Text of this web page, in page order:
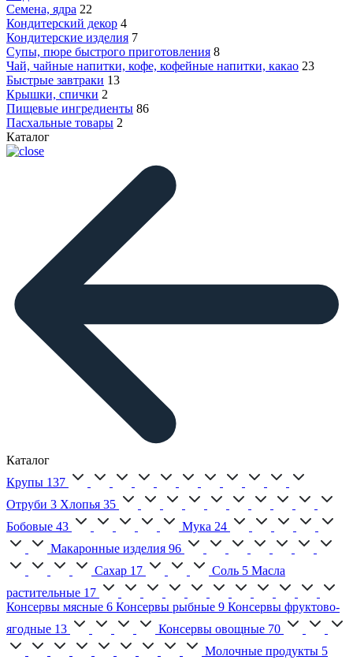
Семена, ядра 22
Кондитерский декор 4
Кондитерские изделия 7
Супы, пюре быстрого приготовления 8
Чай, чайные напитки, кофе, кофейные напитки, какао 23
Быстрые завтраки 13
Крышки, спички 2
Пищевые ингредиенты 86
Пасхальные товары 2
Каталог
Каталог
Крупы 137
Отруби 3 Хлопья 35
Бобовые 43 Мука 24
Макаронные изделия 96
Сахар 17 Соль 5 Масла
растительные 17
Консервы мясные 6 Консервы рыбные 9 Консервы фруктово-
ягодные 13 Консервы овощные 70
Молочные продукты 5